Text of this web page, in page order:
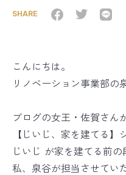
SHARE
こんにちは。
リノベーション事業部の
ブログの女王・佐賀さん
【じいじ、家を建てる】
じいじ が家を建てる前の
私、泉谷が担当させてい